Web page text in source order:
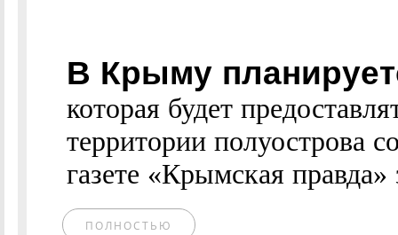
В Крыму
которая будет
территории полуострова
газете «Крымская правда»
ПОЛНОСТЬЮ